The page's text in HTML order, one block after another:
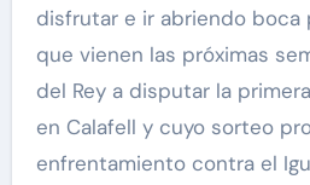
disfrutar e ir abriendo boca
que vienen las próximas
del Rey a disputar la
en Calafell y cuyo sorteo
enfrentamiento contra el